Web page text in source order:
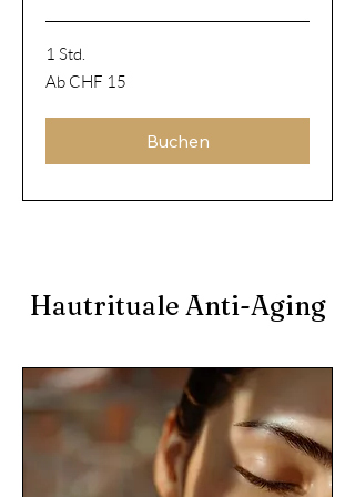
1 Std.
Ab
15
Ab CHF 15
Buchen
Hautrituale Anti-Aging